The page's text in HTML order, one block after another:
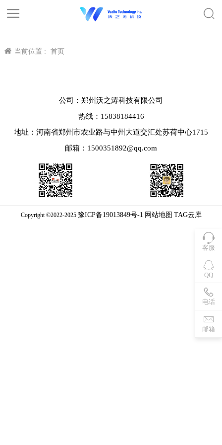
当前位置 : 首页
客服
QQ
电话
邮箱
公司：郑州沃之涛科技有限公司
热线：15838184416
地址：河南省郑州市农业路与中州大道交汇处苏荷中心1715
邮箱：1500351892@qq.com
Copyright ©2022-2025 豫ICP备19013849号-1 网站地图 TAG云库